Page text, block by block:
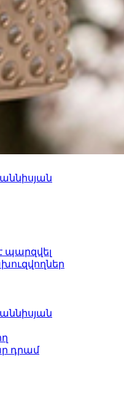
պարզվել
դրամ